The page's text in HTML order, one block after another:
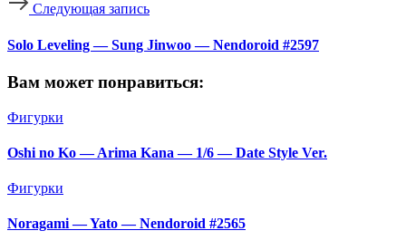
Следующая запись
Solo Leveling — Sung Jinwoo — Nendoroid #2597
Вам может понравиться:
Фигурки
Oshi no Ko — Arima Kana — 1/6 — Date Style Ver.
Фигурки
Noragami — Yato — Nendoroid #2565